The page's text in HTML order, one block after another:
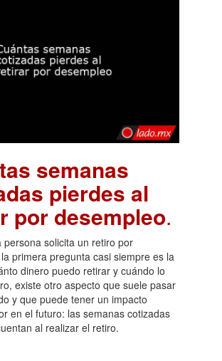
semanas
pierdes al
por desempleo.
persona solicita un retiro por
primera pregunta casi siempre es la
dinero puedo retirar y cuándo lo
existe otro aspecto que suele pasar
y que puede tener un impacto
en el futuro: las semanas cotizadas
al realizar el retiro.